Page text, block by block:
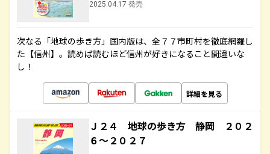
2025.04.17 発売
次なる「地球の歩き方」国内版は、全７７市町村を徹底網羅し
た【信州】。読めば読むほど信州が好きになること間違いな
し！
詳細を見る
Ｊ２４ 地球の歩き方 静岡 ２０２
６～２０２７